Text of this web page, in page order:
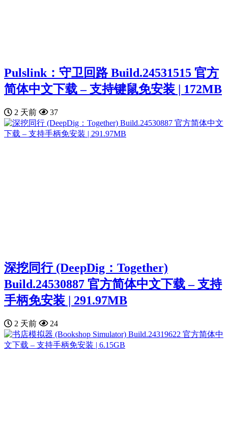
Pulslink：守卫回路 Build.24531515 官方
简体中文下载 – 支持键鼠免安装 | 172MB
2 天前 37
深挖同行 (DeepDig：Together)
Build.24530887 官方简体中文下载 – 支持
手柄免安装 | 291.97MB
2 天前 24